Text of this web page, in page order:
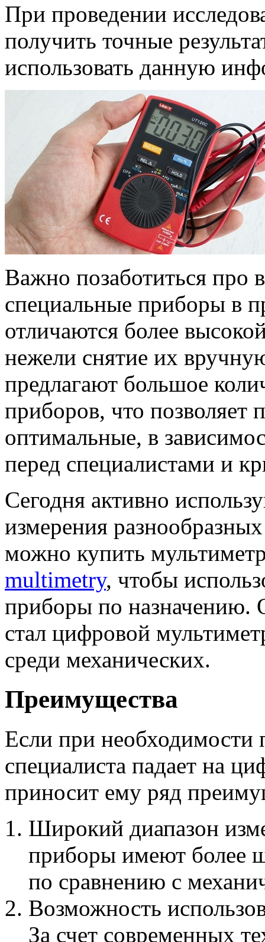
При проведении
получить точные
использовать данную
Важно позаботиться про
специальные приборы в
отличаются более
нежели снятие их
предлагают большое
приборов, что позволяет
оптимальные, в
перед специалистами и
Сегодня активно
измерения
можно купить
multimetry, чтобы
приборы по
стал цифровой
среди механических.
Преимущества
Если при необходимости
специалиста падает на
приносит ему ряд
Широкий диапазон
приборы имеют более
по сравнению с
Возможность
За счет современных